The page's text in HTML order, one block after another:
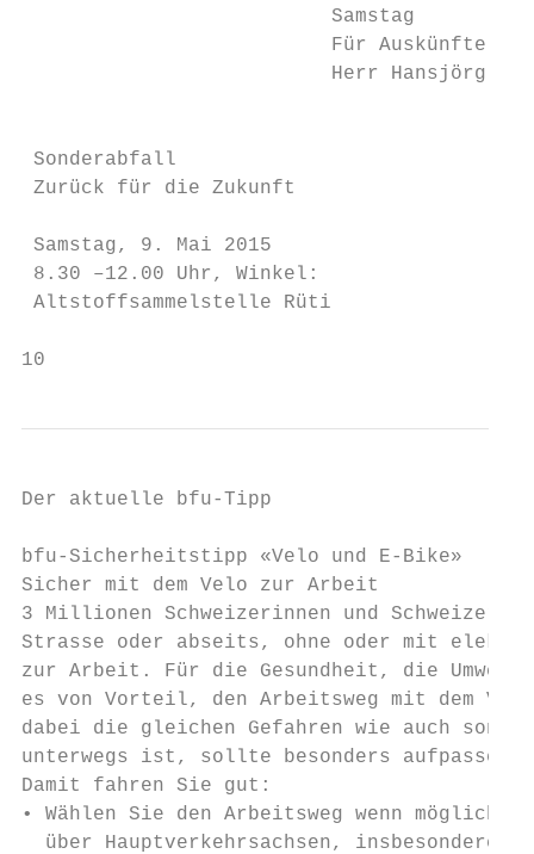
Samstag
Für Auskünfte:
Herr Hansjörg
Sonderabfall
Zurück für die Zukunft
Samstag, 9. Mai 2015
8.30 –12.00 Uhr, Winkel:
Altstoffsammelstelle Rüti
10
Der aktuelle bfu-Tipp
bfu-Sicherheitstipp «Velo und E-Bike»
Sicher mit dem Velo zur Arbeit
3 Millionen Schweizerinnen und Schweizer
Strasse oder abseits, ohne oder mit
zur Arbeit. Für die Gesundheit, die
es von Vorteil, den Arbeitsweg mit dem
dabei die gleichen Gefahren wie auch
unterwegs ist, sollte besonders aufpassen.
Damit fahren Sie gut:
• Wählen Sie den Arbeitsweg wenn möglich
über Hauptverkehrsachsen, insbesondere